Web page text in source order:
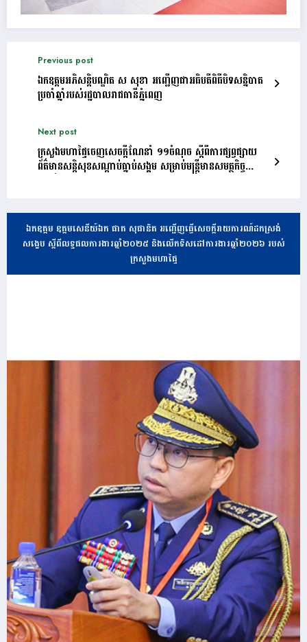
Previous post
ឯកឧត្តមអភិសន្តិបណ្ឌិត ស សុខា អញ្ជើញជាអធិបតីពិធីបិទសន្និបាត
ប្រចាំឆ្នាំរបស់រដ្ឋបាលរាជធានីភ្នំពេញ
Next post
ក្រសួងមហាផ្ទៃចេញសេចក្តីណែនាំ ១១ចំណុច ស្តីពីការផ្សព្វផ្សាយ
ព័ត៌មានសន្តិសុខសណ្តាប់ធ្នាប់សង្គម សម្រាប់មន្ត្រីមានសមត្ថកិច្ច
ឯកឧត្តម ឧត្តមសេនីយ៍ឯក ផាត សុផានិត អញ្ជើញធ្វើសេចក្តីរាយការណ៍ដកស្រង់
សង្ខេប ស្តីពីលទ្ធផលការងារឆ្នាំ២០២៥ និងលើកទិសដៅការងារឆ្នាំ២០២៦ របស់
ក្រសួងមហាផ្ទៃ